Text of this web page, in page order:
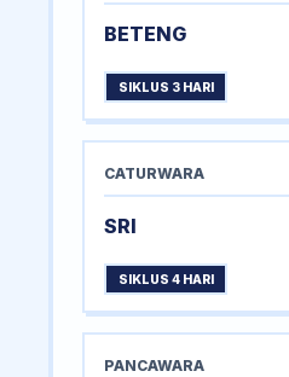
BETENG
SIKLUS 3 HARI
CATURWARA
SRI
SIKLUS 4 HARI
PANCAWARA